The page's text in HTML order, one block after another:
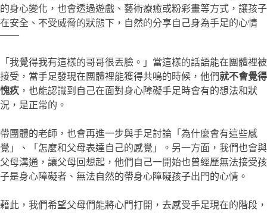
的身心變化，也會透過遊戲、藝術療癒或粉彩畫等方式，讓孩子
在安全、不受威脅的狀態下，自然的分享自己身為手足的心情
——
「我覺得我有這樣的哥哥很丟臉。」當這樣的話語能在團體裡被
接受，當手足發現在團體裡能獲得共鳴的時候，他們就不會覺得
愧疚 ，也能認識到自己在面對身心障礙手足時會有的想法和狀
況，是正常的。
帶團體的老師，也會再進一步與手足討論「為什麼會有這些感
覺」、「怎麼和父母表達自己的感覺」。另一方面，我們也會與
父母溝通，讓父母回想起，他們自己一開始也曾經歷無法接受孩
子是身心障礙者、無法自然的帶身心障礙孩子出門的心情。
藉此，我們希望父母們能將心門打開，去感受手足現在的階段，